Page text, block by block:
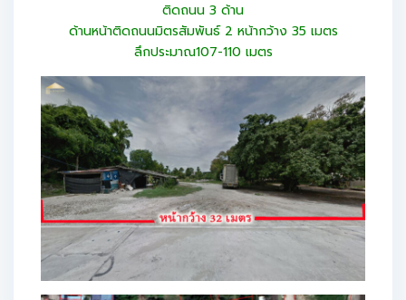
ติดถนน 3 ด้าน
ด้านหน้าติดถนนมิตรสัมพันธ์ 2 หน้ากว้าง 35 เมตร
ลึกประมาณ107-110 เมตร